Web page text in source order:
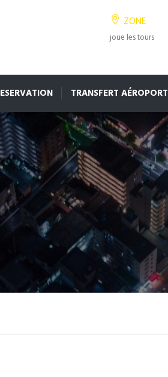
ZONE
joue les tours
TRANSFERT AÉROPORT